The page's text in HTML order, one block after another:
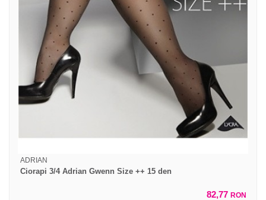
ADRIAN
Ciorapi 3/4 Adrian Gwenn Size ++ 15 den
82,77 RON